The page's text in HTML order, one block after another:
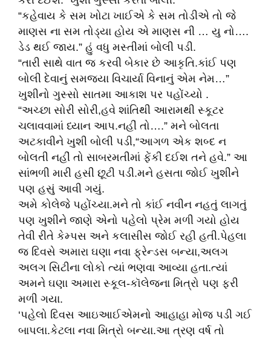
“કહેવાય કે સમ ખોટા ખાઈએ કે સમ તોડીએ તો જે
માણસ ના સમ તોડ્યા હોય એ માણસ ની … યુ નો….
ડેડ થઈ જાય.” હું વધુ મસ્તીમાં બોલી પડી.
“તારી સાથે વાત જ કરવી બેકાર છે આકૃતિ.કાંઈ પણ
બોલી દેવાનું સમજ્યા વિચાર્યા વિનાનું એમ નેમ…”
ખુશીનો ગુસ્સો સાતમા આકાશ પર પહોંચ્યો .
“અચ્છા સોરી સોરી,હવે શાંતિથી આરામથી સ્કૂટર
ચલાવવામાં ધ્યાન આપ.નહીં તો….” મને બોલતા
અટકાવીને ખુશી બોલી પડી,“આગળ એક શબ્દ ન
બોલતી નહીં તો સાબરમતીમાં ફેંકી દઈશ તને હવે.” આ
સાંભળી મારી હસી છૂટી પડી.મને હસતા જોઈ ખુશીને
પણ હસું આવી ગયું.
અમે કોલેજે પહોંચ્યા.મને તો કાંઈ નવીન નહતું લાગતું
પણ ખુશીને જાણે એનો પહેલો પ્રેમ મળી ગયો હોય
તેવી રીતે કેમ્પસ અને કલાસીસ જોઈ રહી હતી.પેહલા
જ દિવસે અમારા ઘણા નવા ફ્રેન્ડસ બન્યા,અલગ
અલગ સિટીના લોકો ત્યાં ભણવા આવ્યા હતા.ત્યાં
અમને ઘણા અમારા સ્કૂલ-કૉલેજના મિત્રો પણ ફરી
મળી ગયા.
‘પહેલો દિવસ આઇઆઈએમનો આહાહા મોજ પડી ગઈ
બાપલા.કેટલા નવા મિત્રો બન્યા.આ ત્રણ વર્ષ તો